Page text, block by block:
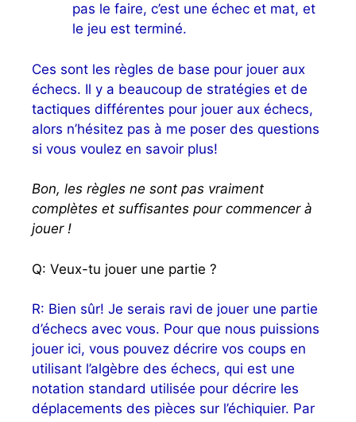
pas le faire, c’est une échec et mat, et
le jeu est terminé.
Ces sont les règles de base pour jouer aux
échecs. Il y a beaucoup de stratégies et de
tactiques différentes pour jouer aux échecs,
alors n’hésitez pas à me poser des questions
si vous voulez en savoir plus!
Bon, les règles ne sont pas vraiment
complètes et suffisantes pour commencer à
jouer !
Q: Veux-tu jouer une partie ?
R: Bien sûr! Je serais ravi de jouer une partie
d’échecs avec vous. Pour que nous puissions
jouer ici, vous pouvez décrire vos coups en
utilisant l’algèbre des échecs, qui est une
notation standard utilisée pour décrire les
déplacements des pièces sur l’échiquier. Par